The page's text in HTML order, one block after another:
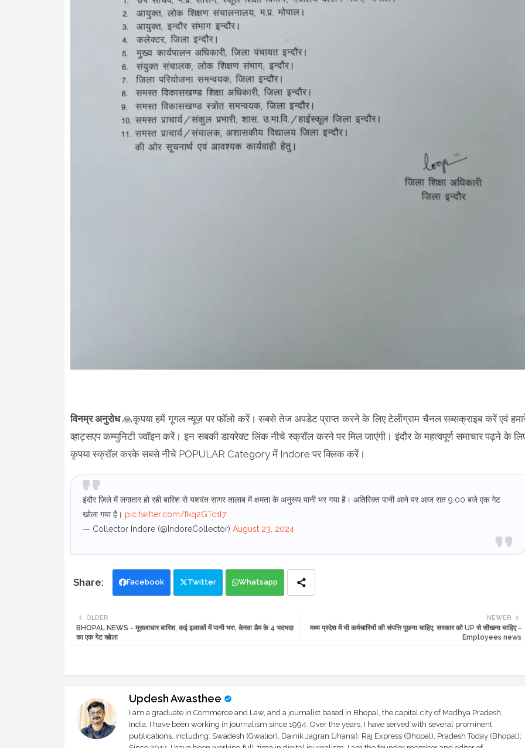
विनम्र अनुरोध🙏कृपया हमें गूगल न्यूज़ पर फॉलो करें। सबसे तेज अपडेट प्राप्त करने के लिए टेलीग्राम चैनल सब्सक्राइब करें एवं
व्हाट्सएप कम्युनिटी ज्वॉइन करें। इन सबकी डायरेक्ट लिंक नीचे स्क्रॉल करने पर मिल जाएंगी। इंदौर के महत्वपूर्ण समाचार पढ़ने के
कृपया स्क्रॉल करके सबसे नीचे POPULAR Category में Indore पर क्लिक करें।
इंदौर ज़िले में लगातार हो रही बारिश से यशवंत सागर तालाब में क्षमता के अनुरूप पानी भर गया है। अतिरिक्त पानी आने पर आज रात 9:00 बजे एक गेट
खोला गया है। pic.twitter.com/fkq2GTc1l7
— Collector Indore (@IndoreCollector) August 23, 2024
Facebook Twitter Whatsapp
NEWER
मध्य प्रदेश में भी कर्मचारियों की संपत्ति पूछना चाहिए, सरकार को UP से सीखना चाहिए -
Employees news
OLDER
BHOPAL NEWS - मूसलाधार बारिश, कई इलाकों में पानी भरा, केरवा डैम के 4 भदभदा
का एक गेट खोला
Updesh Awasthee
I am a graduate in Commerce and Law, and a journalist based in Bhopal, the capital city of Madhya Pradesh,
India. I have been working in journalism since 1994. Over the years, I have served with several prominent
publications, including: Swadesh (Gwalior), Dainik Jagran (Jhansi), Raj Express (Bhopal), Pradesh Today (Bhopal);